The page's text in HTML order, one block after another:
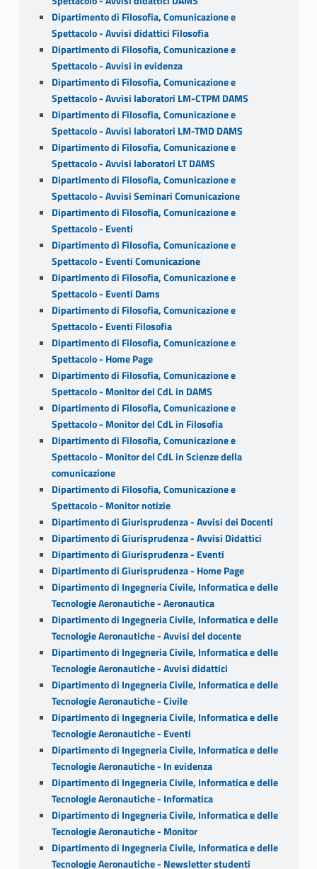
Dipartimento di Filosofia, Comunicazione e
Spettacolo - Avvisi didattici Filosofia
Dipartimento di Filosofia, Comunicazione e
Spettacolo - Avvisi in evidenza
Dipartimento di Filosofia, Comunicazione e
Spettacolo - Avvisi laboratori LM-CTPM DAMS
Dipartimento di Filosofia, Comunicazione e
Spettacolo - Avvisi laboratori LM-TMD DAMS
Dipartimento di Filosofia, Comunicazione e
Spettacolo - Avvisi laboratori LT DAMS
Dipartimento di Filosofia, Comunicazione e
Spettacolo - Avvisi Seminari Comunicazione
Dipartimento di Filosofia, Comunicazione e
Spettacolo - Eventi
Dipartimento di Filosofia, Comunicazione e
Spettacolo - Eventi Comunicazione
Dipartimento di Filosofia, Comunicazione e
Spettacolo - Eventi Dams
Dipartimento di Filosofia, Comunicazione e
Spettacolo - Eventi Filosofia
Dipartimento di Filosofia, Comunicazione e
Spettacolo - Home Page
Dipartimento di Filosofia, Comunicazione e
Spettacolo - Monitor del CdL in DAMS
Dipartimento di Filosofia, Comunicazione e
Spettacolo - Monitor del CdL in Filosofia
Dipartimento di Filosofia, Comunicazione e
Spettacolo - Monitor del CdL in Scienze della
comunicazione
Dipartimento di Filosofia, Comunicazione e
Spettacolo - Monitor notizie
Dipartimento di Giurisprudenza - Avvisi dei Docenti
Dipartimento di Giurisprudenza - Avvisi Didattici
Dipartimento di Giurisprudenza - Eventi
Dipartimento di Giurisprudenza - Home Page
Dipartimento di Ingegneria Civile, Informatica e delle
Tecnologie Aeronautiche - Aeronautica
Dipartimento di Ingegneria Civile, Informatica e delle
Tecnologie Aeronautiche - Avvisi del docente
Dipartimento di Ingegneria Civile, Informatica e delle
Tecnologie Aeronautiche - Avvisi didattici
Dipartimento di Ingegneria Civile, Informatica e delle
Tecnologie Aeronautiche - Civile
Dipartimento di Ingegneria Civile, Informatica e delle
Tecnologie Aeronautiche - Eventi
Dipartimento di Ingegneria Civile, Informatica e delle
Tecnologie Aeronautiche - In evidenza
Dipartimento di Ingegneria Civile, Informatica e delle
Tecnologie Aeronautiche - Informatica
Dipartimento di Ingegneria Civile, Informatica e delle
Tecnologie Aeronautiche - Monitor
Dipartimento di Ingegneria Civile, Informatica e delle
Tecnologie Aeronautiche - Newsletter studenti